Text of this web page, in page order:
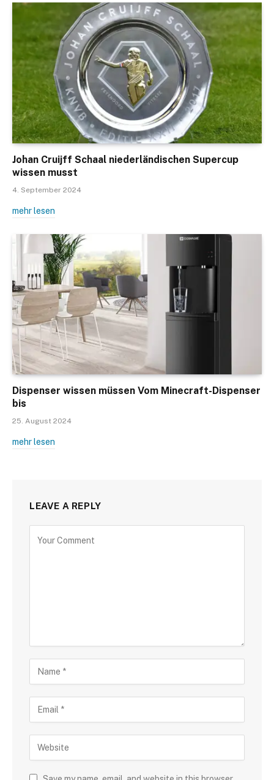
Johan Cruijff Schaal niederländischen Supercup
wissen musst
4. September 2024
mehr lesen
Dispenser wissen müssen Vom Minecraft-Dispenser
bis
25. August 2024
mehr lesen
LEAVE A REPLY